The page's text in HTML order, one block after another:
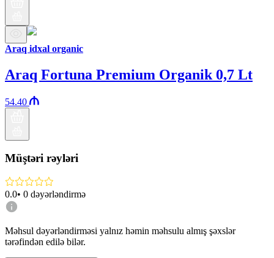
Araq idxal organic
Araq Fortuna Premium Organik 0,7 Lt
54.40
Müştəri rəyləri
0.0• 0 dəyərləndirmə
Məhsul dəyərləndirməsi yalnız həmin məhsulu almış şəxslər
tərəfindən edilə bilər.